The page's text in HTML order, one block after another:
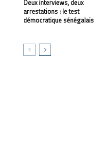
Deux interviews, deux
arrestations : le test
démocratique sénégalais